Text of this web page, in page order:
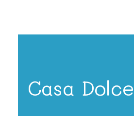
Casa